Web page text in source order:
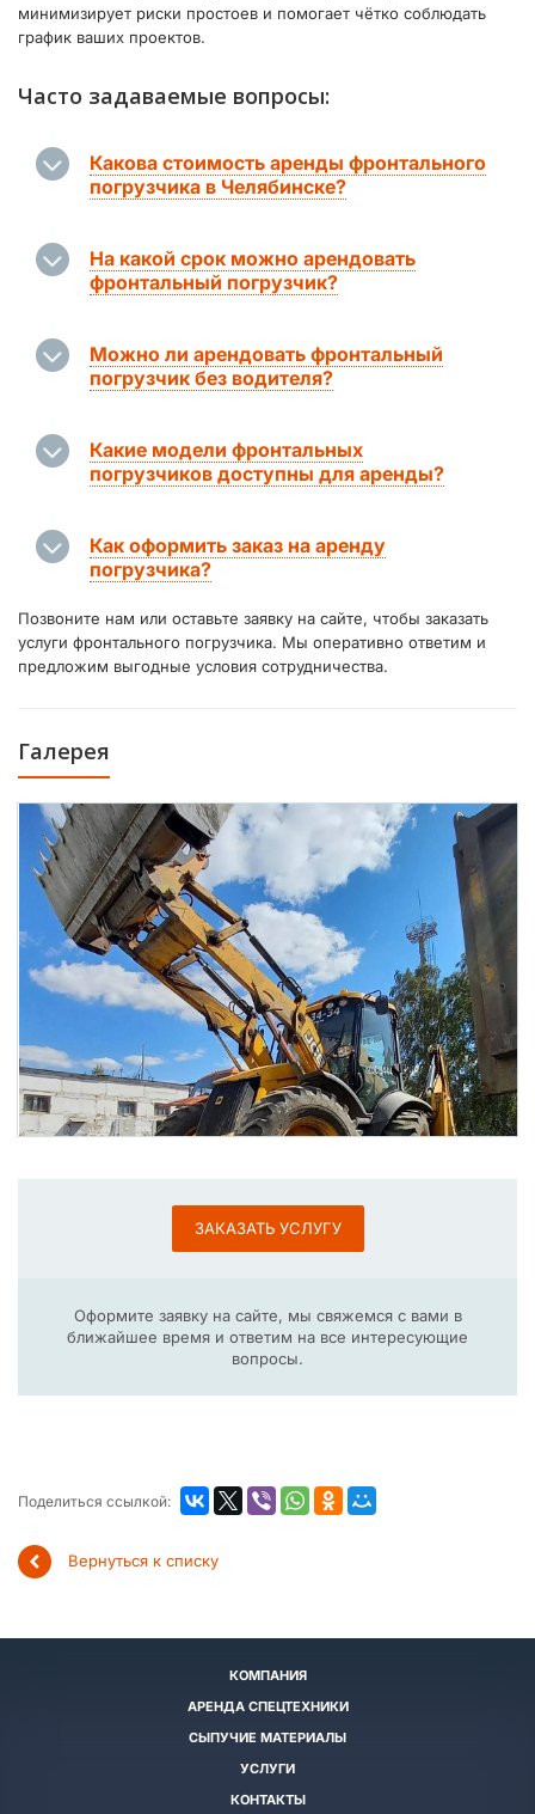
минимизирует риски простоев и помогает чётко соблюдать
график ваших проектов.
Часто задаваемые вопросы:
Какова стоимость аренды фронтального
погрузчика в Челябинске?
На какой срок можно арендовать
фронтальный погрузчик?
Можно ли арендовать фронтальный
погрузчик без водителя?
Какие модели фронтальных
погрузчиков доступны для аренды?
Как оформить заказ на аренду
погрузчика?
Позвоните нам или оставьте заявку на сайте, чтобы заказать
услуги фронтального погрузчика. Мы оперативно ответим и
предложим выгодные условия сотрудничества.
Галерея
ЗАКАЗАТЬ УСЛУГУ
Оформите заявку на сайте, мы свяжемся с вами в
ближайшее время и ответим на все интересующие
вопросы.
Поделиться ссылкой:
Вернуться к списку
КОМПАНИЯ
АРЕНДА СПЕЦТЕХНИКИ
СЫПУЧИЕ МАТЕРИАЛЫ
УСЛУГИ
КОНТАКТЫ